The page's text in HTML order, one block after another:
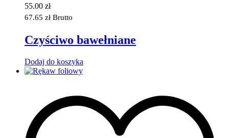
55.00 zł
67.65 zł Brutto
Czyściwo bawełniane
Dodaj do koszyka